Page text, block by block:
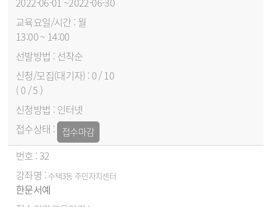
월
13:00 ~ 14:00
선착순
0 / 10
( 0 / 5 )
인터넷
접수마감
32
수택3동 주민자치센터
한문서예